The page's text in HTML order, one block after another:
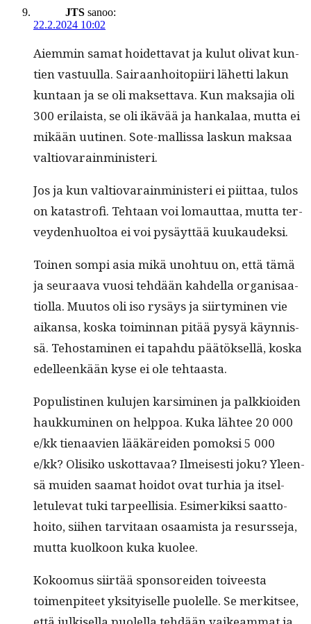
JTS sanoo:
22.2.2024 10:02
Aiem­min samat hoidet­ta­vat ja kulut oli­vat kun­
tien vas­tu­ul­la. Sairaan­hoitopi­iri lähet­ti lakun
kun­taan ja se oli mak­set­ta­va. Kun mak­sajia oli
300 eri­laista, se oli ikävää ja han­kalaa, mut­ta ei
mikään uuti­nen. Sote-mallis­sa laskun mak­saa
valtiovarainministeri.
Jos ja kun val­tio­varain­min­is­teri ei piit­taa, tulos
on katas­trofi. Tehtaan voi lomaut­taa, mut­ta ter­
vey­den­huoltoa ei voi pysäyt­tää kuukaudeksi.
Toinen som­pi asia mikä uno­htuu on, että tämä
ja seu­raa­va vuosi tehdään kahdel­la organ­isaa­
ti­ol­la. Muu­tos oli iso rysäys ja siir­tymi­nen vie
aikansa, kos­ka toimin­nan pitää pysyä käyn­nis­
sä. Tehost­a­mi­nen ei tapah­du päätök­sel­lä, kos­ka
edelleenkään kyse ei ole tehtaasta.
Pop­ulisti­nen kulu­jen kar­simi­nen ja palkkioiden
haukku­mi­nen on help­poa. Kuka läh­tee 20 000
e/kk tien­aavien lääkärei­den pomok­si 5 000
e/kk? Olisiko uskot­tavaa? Ilmeis­es­ti joku? Yleen­
sä muiden saa­mat hoidot ovat turhia ja itsel­
letule­vat tuki tarpeel­lisia. Esimerkik­si saat­to­
hoito, siihen tarvi­taan osaamista ja resursse­ja,
mut­ta kuolkoon kuka kuolee.
Kokoomus siirtää spon­sor­ei­den toiveesta
toimen­piteet yksi­tyiselle puolelle. Se merk­it­see,